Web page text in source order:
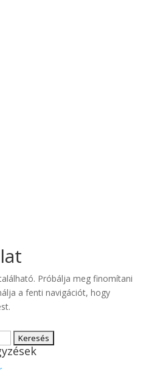
Próbálja meg finomítani
a fenti navigációt, hogy